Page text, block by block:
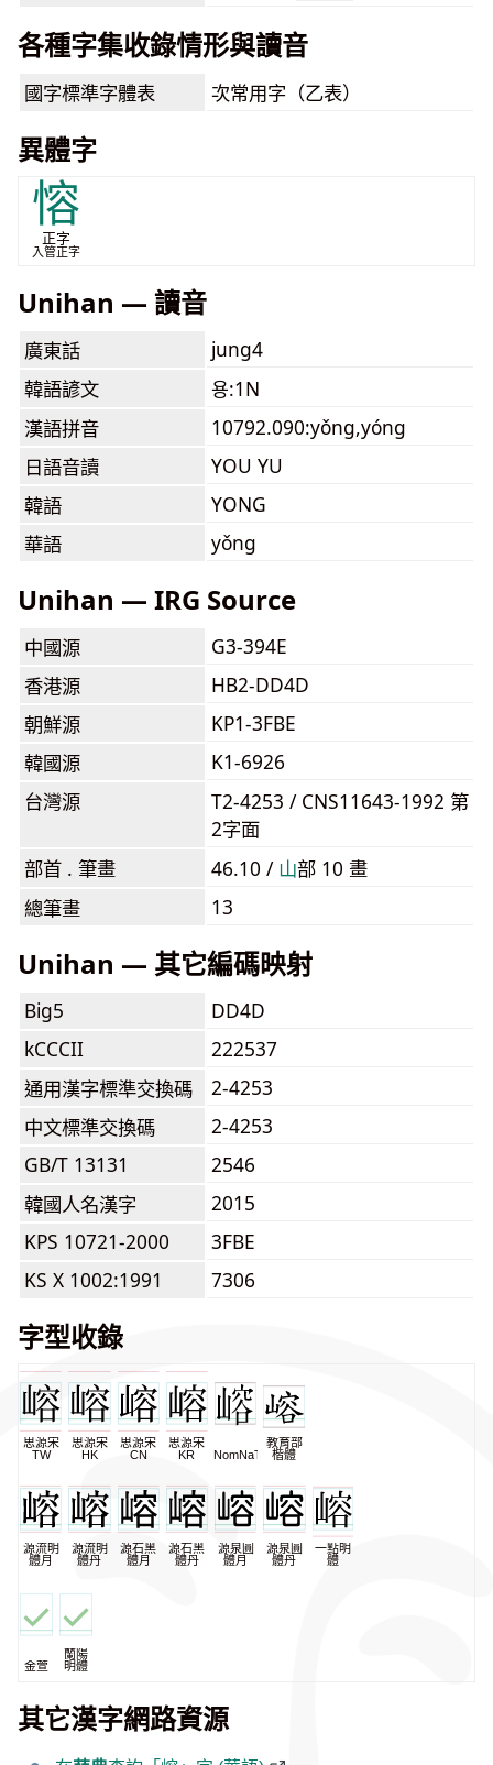
各種字集收錄情形與讀音
國字標準字體表 次常用字（乙表）
異體字
愹
正字
入管正字
Unihan — 讀音
廣東話
jung4
韓語諺文
용:1N
漢語拼音
10792.090:yǒng,yóng
日語音讀
YOU YU
韓語
YONG
華語
yǒng
Unihan — IRG Source
中國源
G3-394E
香港源
HB2-DD4D
朝鮮源
KP1-3FBE
韓國源
K1-6926
台灣源
T2-4253 / CNS11643-1992 第
2字面
部首 . 筆畫
46.10 / ⼭部 10 畫
總筆畫
13
Unihan — 其它編碼映射
Big5
DD4D
kCCCII
222537
通用漢字標準交換碼
2-4253
中文標準交換碼
2-4253
GB/T 13131
2546
韓國人名漢字
2015
KPS 10721-2000
3FBE
KS X 1002:1991
7306
字型收錄
思源宋
TW
思源宋
HK
思源宋
CN
思源宋
KR
NomNaTong
教育部
楷體
源流明
體月
源流明
體丹
源石黑
體月
源石黑
體丹
源泉圓
體月
源泉圓
體丹
一點明
體
金萱
蘭陽
明體
其它漢字網路資源